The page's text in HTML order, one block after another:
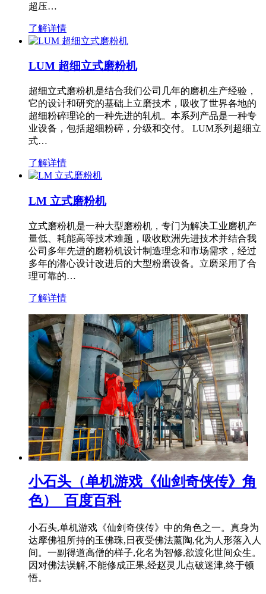
超压…
了解详情
LUM 超细立式磨粉机
超细立式磨粉机是结合我们公司几年的磨机生产经验，
它的设计和研究的基础上立磨技术，吸收了世界各地的
超细粉碎理论的一种先进的轧机。本系列产品是一种专
业设备，包括超细粉碎，分级和交付。 LUM系列超细立
式…
了解详情
LM 立式磨粉机
立式磨粉机是一种大型磨粉机，专门为解决工业磨机产
量低、耗能高等技术难题，吸收欧洲先进技术并结合我
公司多年先进的磨粉机设计制造理念和市场需求，经过
多年的潜心设计改进后的大型粉磨设备。立磨采用了合
理可靠的…
了解详情
小石头（单机游戏《仙剑奇侠传》角
色）_百度百科
小石头,单机游戏《仙剑奇侠传》中的角色之一。真身为
达摩佛祖所持的玉佛珠,日夜受佛法薰陶,化为人形落入人
间。一副得道高僧的样子,化名为智修,欲渡化世间众生。
因对佛法误解,不能修成正果,经赵灵儿点破迷津,终于顿
悟。